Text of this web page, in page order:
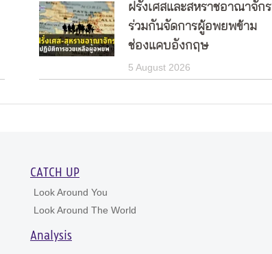
ฝรั่งเศสและสหราชอาณาจักร
ร่วมกันจัดการผู้อพยพข้าม
ช่องแคบอังกฤษ
5 August 2026
CATCH UP
Look Around You
Look Around The World
Analysis